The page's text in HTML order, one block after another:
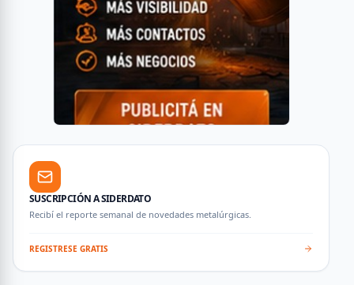
SUSCRIPCIÓN A SIDERDATO
Recibí el reporte semanal de novedades metalúrgicas.
REGISTRESE GRATIS